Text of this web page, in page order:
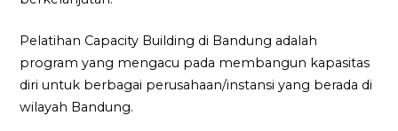
Pelatihan Capacity Building di Bandung adalah
program yang mengacu pada membangun kapasitas
diri untuk berbagai perusahaan/instansi yang berada di
wilayah Bandung.